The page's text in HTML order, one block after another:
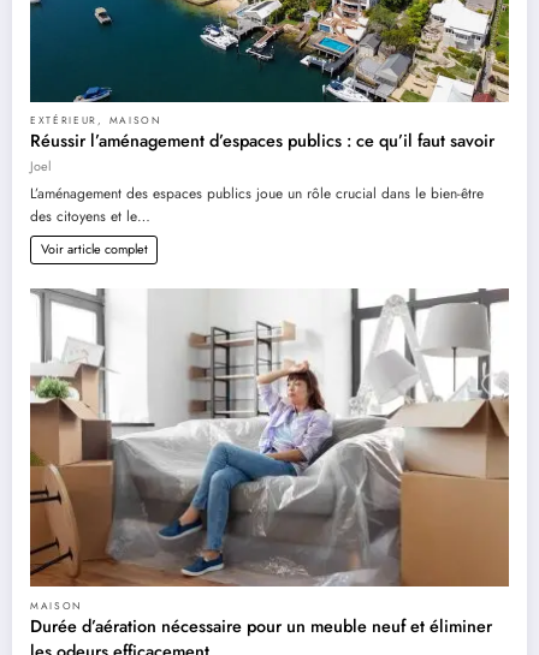
EXTÉRIEUR , MAISON
Réussir l’aménagement d’espaces publics : ce qu’il faut savoir
Joel
L’aménagement des espaces publics joue un rôle crucial dans le bien-être
des citoyens et le…
Voir article complet
MAISON
Durée d’aération nécessaire pour un meuble neuf et éliminer